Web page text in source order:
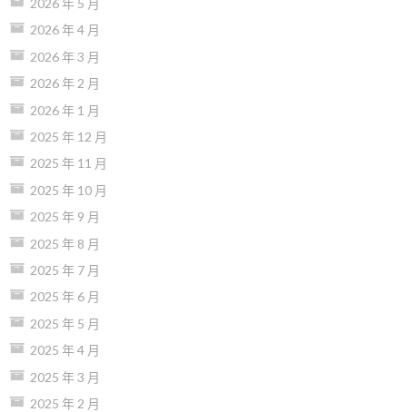
2026 年 5 月
2026 年 4 月
2026 年 3 月
2026 年 2 月
2026 年 1 月
2025 年 12 月
2025 年 11 月
2025 年 10 月
2025 年 9 月
2025 年 8 月
2025 年 7 月
2025 年 6 月
2025 年 5 月
2025 年 4 月
2025 年 3 月
2025 年 2 月